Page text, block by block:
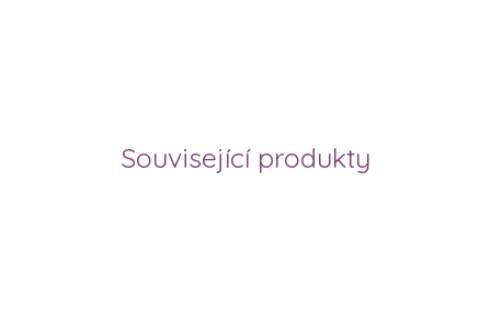
Související produkty